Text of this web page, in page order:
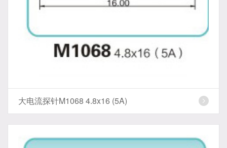
大电流探针M1068 4.8x16 (5A)